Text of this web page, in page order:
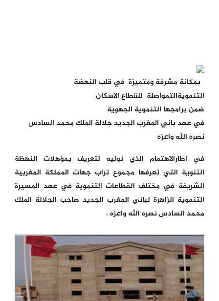
بمكانة مشرفة ومتميزة في قلب النهضة
التنمويةالتمواصلة للقطاع الاسكان
ضمن برامجها التنموية الجهوية
في عهد باني المغرب الجديد جلالة الملك محمد السادس
نصره الله واعزه
في اطارالاهتمام الذي نوليه لتعريف بمؤهلات النهظة
التنوية التي تعرفها مجموع تراب جهات المملكة المغربية
الشريفة في مختلف القطاعات التنموية في عهد المسيرة
التنموية الزاهرة لباني المغرب الجديد صاحب الجلالة الملك
محمد السادس نصره الله واعزه .